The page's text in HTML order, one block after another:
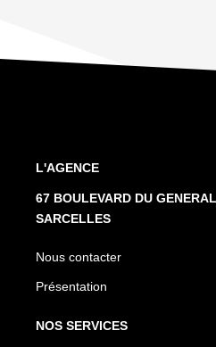
L'AGENCE
67 BOULEVARD DU
SARCELLES
Nous contacter
Présentation
NOS SERVICES